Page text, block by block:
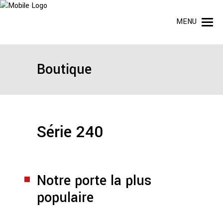
MENU
Boutique
Série 240
Notre porte la plus
populaire